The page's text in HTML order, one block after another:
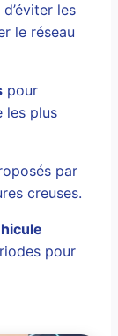
les
le réseau
pour
les plus
par
creuses.
pour